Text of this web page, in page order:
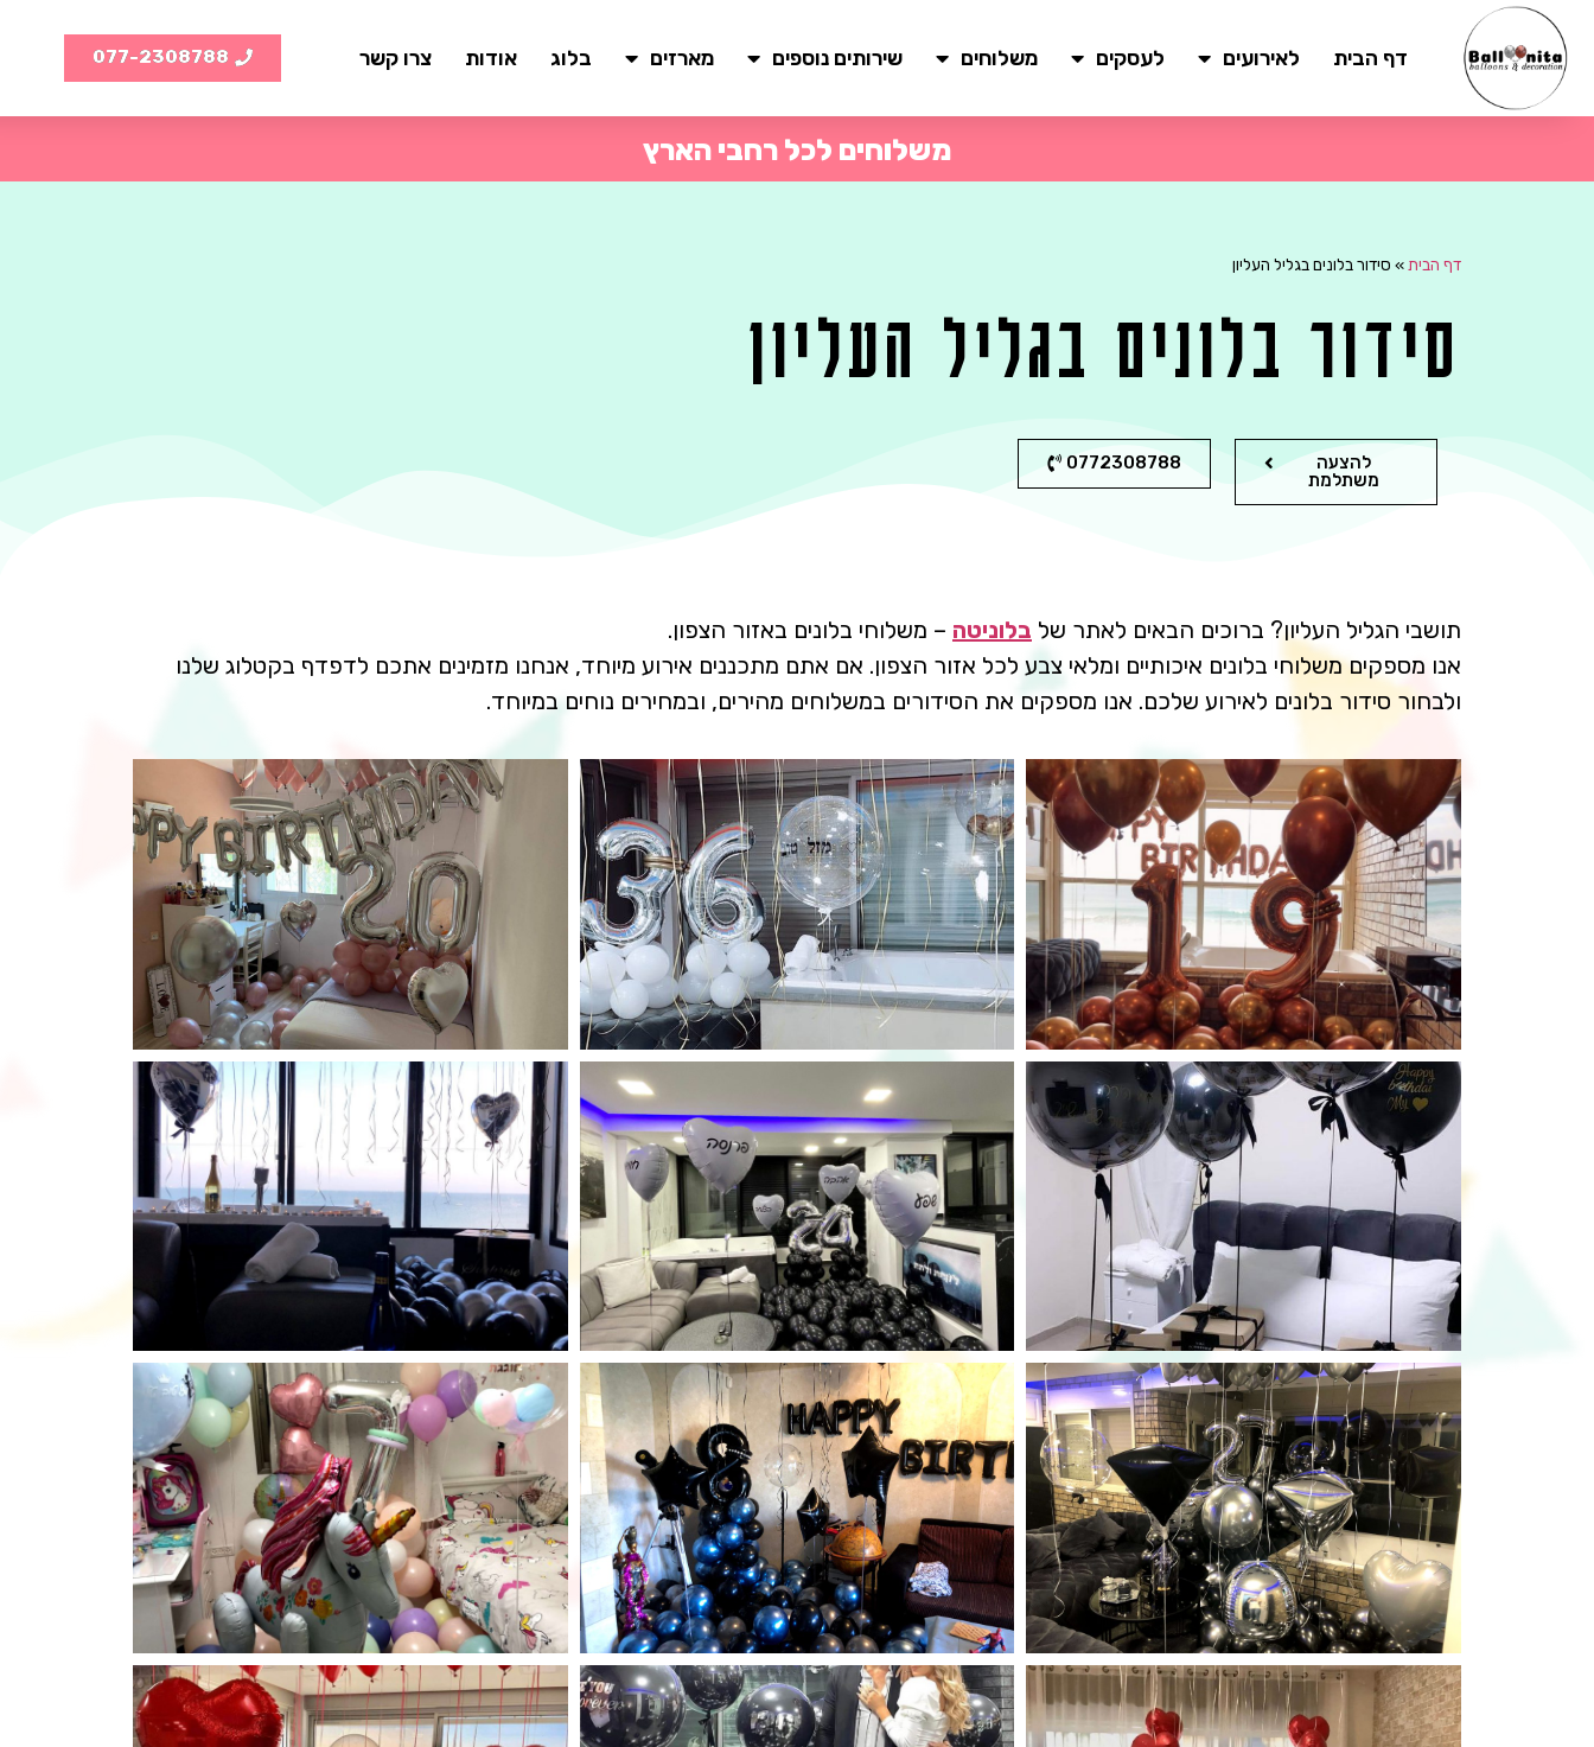
דף הבית לאירועים לעסקים משלוחים שירותים נוספים מארזים בלוג אודות צרו קשר 077-2308788
משלוחים לכל רחבי הארץ
דף הבית » סידור בלונים בגליל העליון
סידור בלונים בגליל העליון
להצעה
משתלמת
0772308788
תושבי הגליל העליון? ברוכים הבאים לאתר של בלוניטה – משלוחי בלונים באזור הצפון.
אנו מספקים משלוחי בלונים איכותיים ומלאי צבע לכל אזור הצפון. אם אתם מתכננים אירוע מיוחד, אנחנו מזמינים אתכם לדפדף בקטלוג שלנו
ולבחור סידור בלונים לאירוע שלכם. אנו מספקים את הסידורים במשלוחים מהירים, ובמחירים נוחים במיוחד.